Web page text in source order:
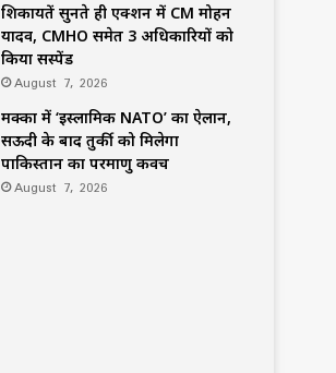
शिकायतें सुनते ही एक्शन में CM मोहन
यादव, CMHO समेत 3 अधिकारियों को
किया सस्पेंड
August 7, 2026
मक्का में ‘इस्लामिक NATO’ का ऐलान,
सऊदी के बाद तुर्की को मिलेगा
पाकिस्तान का परमाणु कवच
August 7, 2026